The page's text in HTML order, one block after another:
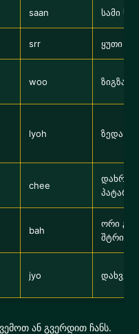
saan სამი
srr ყუთი
woo
lyoh ზედა
chee
პატარა
bah
ორი
შტრიხი
jyo
ან გვერდით ჩანს.